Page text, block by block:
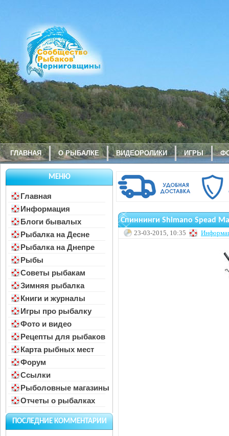
ГЛАВНАЯ О РЫБАЛКЕ ВИДЕОРОЛИКИ ИГРЫ
МЕНЮ
Главная
Информация
Блоги бывалых
Рыбалка на Десне
Рыбалка на Днепре
Рыбы
Советы рыбакам
Зимняя рыбалка
Книги и журналы
Игры про рыбалку
Фото и видео
Рецепты для рыбаков
Карта рыбных мест
Форум
Ссылки
Рыболовные магазины
Отчеты о рыбалках
ПОСЛЕДНИЕ КОММЕНТАРИИ
Спиннинги Shimano Spead
23-03-2015, 10:35